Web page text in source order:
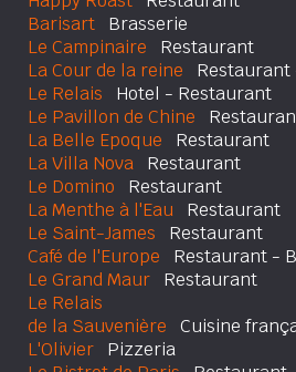
Barisart Brasserie
Le Campinaire Restaurant
La Cour de la reine Restaurant
Le Relais Hotel - Restaurant
Le Pavillon de Chine
La Belle Epoque Restaurant
La Villa Nova Restaurant
Le Domino Restaurant
La Menthe à l'Eau Restaurant
Le Saint-James Restaurant
Café de l'Europe Restaurant -
Le Grand Maur Restaurant
Le Relais
de la Sauvenière Cuisine
L'Olivier Pizzeria